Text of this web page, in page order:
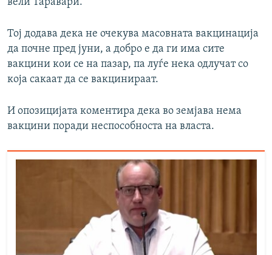
Тој додава дека не очекува масовната вакцинација
да почне пред јуни, а добро е да ги има сите
вакцини кои се на пазар, па луѓе нека одлучат со
која сакаат да се вакцинираат.
И опозицијата коментира дека во земјава нема
вакцини поради неспособноста на власта.